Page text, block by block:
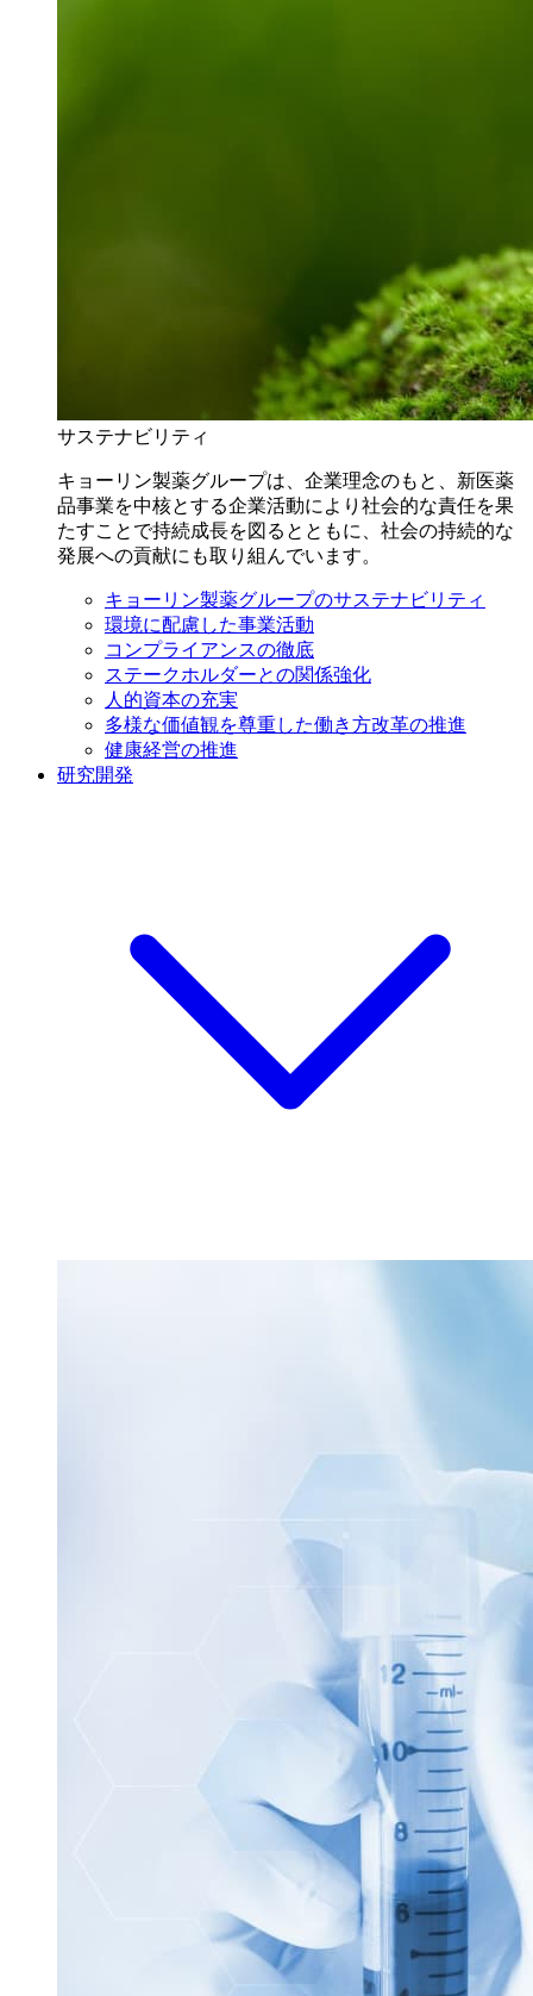
サステナビリティ
キョーリン製薬グループは、企業理念のもと、新医薬
品事業を中核とする企業活動により社会的な責任を果
たすことで持続成長を図るとともに、社会の持続的な
発展への貢献にも取り組んでいます。
キョーリン製薬グループのサステナビリティ
環境に配慮した事業活動
コンプライアンスの徹底
ステークホルダーとの関係強化
人的資本の充実
多様な価値観を尊重した働き方改革の推進
健康経営の推進
研究開発